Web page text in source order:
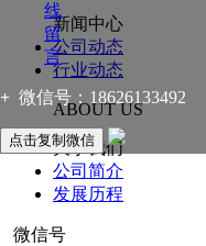
线
留
言
+ 微信号： 18626133492
点击复制微信
新闻中心
公司动态
行业动态
ABOUT US
关于我们
公司简介
发展历程
微信号